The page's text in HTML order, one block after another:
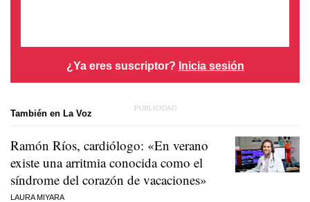
¿Ya eres suscriptor? Inicia sesión
También en La Voz
Ramón Ríos, cardiólogo: «En verano
existe una arritmia conocida como el
síndrome del corazón de vacaciones»
LAURA MIYARA